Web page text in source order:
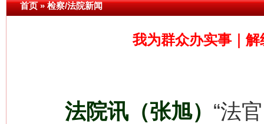
首页»检察/法院新闻
我为群众办实事｜
法院讯（张旭） “法